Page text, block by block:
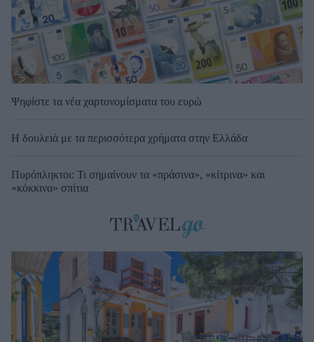
Ψηφίστε τα νέα χαρτονομίσματα του ευρώ
Η δουλειά με τα περισσότερα χρήματα στην Ελλάδα
Πυρόπληκτοι: Τι σημαίνουν τα «πράσινα», «κίτρινα» και
«κόκκινα» σπίτια